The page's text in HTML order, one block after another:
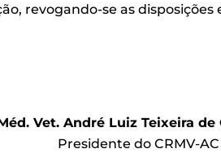
revogando-se as disposições
Vet. André Luiz Teixeira de
Presidente do CRMV-AC